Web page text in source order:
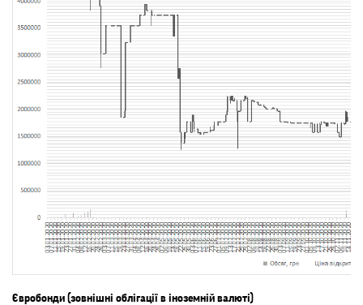
Євробонди (зовнішні облігації в іноземній валюті)